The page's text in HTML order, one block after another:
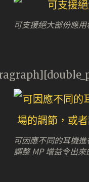
可支援絕大部份應
可因應不同的耳機
調整 MP 增益令出